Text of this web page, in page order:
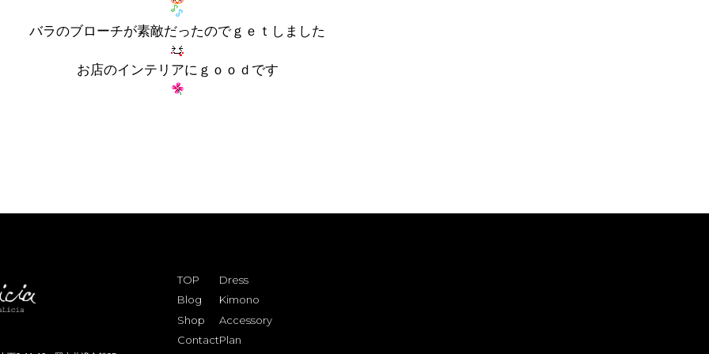
バラのブローチが素敵だったのでｇｅｔしました
お店のインテリアにｇｏｏｄです
TOP
Blog
Shop
Contact
Dress
Kimono
Accessory
Plan